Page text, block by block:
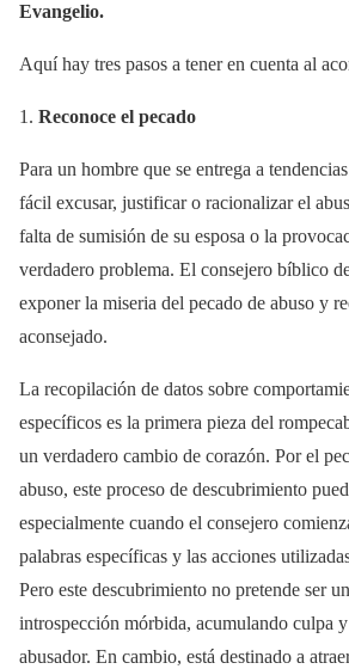
Evangelio.
Aquí hay tres pasos a tener en cuenta al
1. Reconoce el pecado
Para un hombre que se entrega a
fácil excusar, justificar o racionalizar el
falta de sumisión de su esposa o la
verdadero problema. El consejero bíblico
exponer la miseria del pecado de abuso y
aconsejado.
La recopilación de datos sobre
específicos es la primera pieza del
un verdadero cambio de corazón. Por el
abuso, este proceso de descubrimiento
especialmente cuando el consejero
palabras específicas y las acciones
Pero este descubrimiento no pretende ser
introspección mórbida, acumulando culpa
abusador. En cambio, está destinado a